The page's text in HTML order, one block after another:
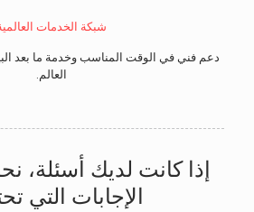
شبكة الخدمات
دعم فني في الوقت المناسب وخدمة ما بعد
العالم.
إذا كانت لديك أسئلة،
الإجابات التي